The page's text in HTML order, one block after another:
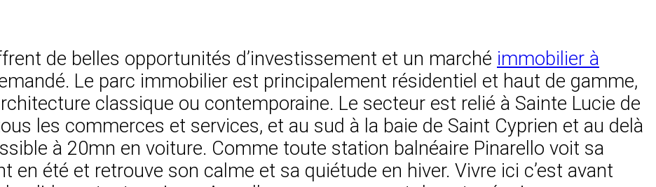
de belles opportunités d’investissement et un marché immobilier à
Le parc immobilier est principalement résidentiel et haut de gamme,
classique ou contemporaine. Le secteur est relié à Sainte Lucie de
les commerces et services, et au sud à la baie de Saint Cyprien et au delà
à 20mn en voiture. Comme toute station balnéaire Pinarello voit sa
en été et retrouve son calme et sa quiétude en hiver. Vivre ici c’est avant